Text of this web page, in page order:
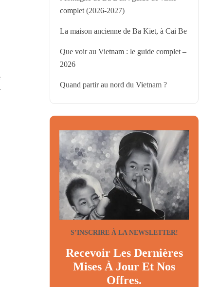
complet (2026-2027)
La maison ancienne de Ba Kiet, à Cai Be
Que voir au Vietnam : le guide complet –
2026
Quand partir au nord du Vietnam ?
S’INSCRIRE À LA NEWSLETTER!
Recevoir Les Dernières
Mises À Jour Et Nos
Offres.